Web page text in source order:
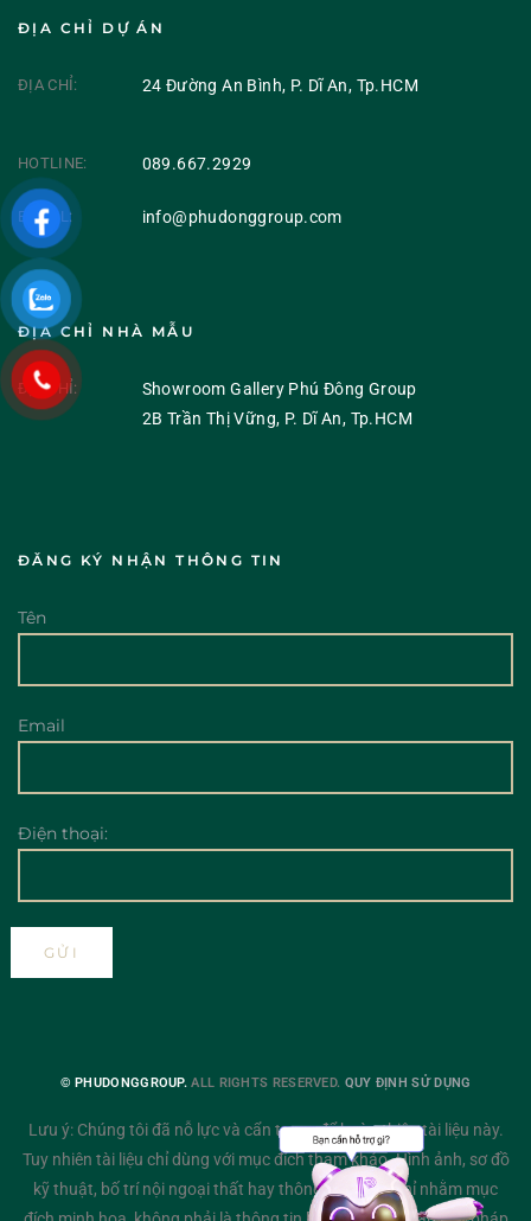
ĐỊA CHỈ DỰ ÁN
ĐỊA CHỈ: 24 Đường An Bình, P. Dĩ An, Tp.HCM
HOTLINE: 089.667.2929
E-MAIL: info@phudonggroup.com
ĐỊA CHỈ NHÀ MẪU
ĐỊA CHỈ:
Showroom Gallery Phú Đông Group
2B Trần Thị Vững, P. Dĩ An, Tp.HCM
ĐĂNG KÝ NHẬN THÔNG TIN
Tên
Email
Điện thoại:
© PHUDONGGROUP. ALL RIGHTS RESERVED. QUY ĐỊNH SỬ DỤNG
Lưu ý: Chúng tôi đã nỗ lực và cẩn trọng để hoàn thiện tài liệu này.
Tuy nhiên tài liệu chỉ dùng với mục đích tham khảo. Hình ảnh, sơ đồ
kỹ thuật, bố trí nội ngoại thất hay thông tin mô tả chỉ nhằm mục